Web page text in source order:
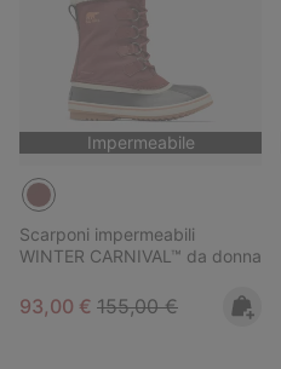
Impermeabile
Scarponi impermeabili
WINTER CARNIVAL™ da donna
Sale price:
93,00 € Regular price:
155,00 €